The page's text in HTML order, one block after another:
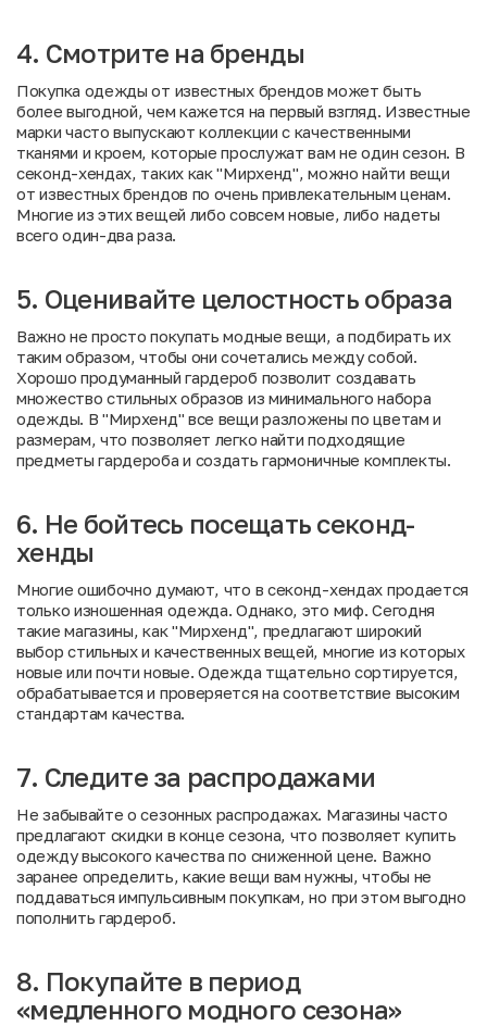
4. Смотрите на бренды
Покупка одежды от известных брендов может быть
более выгодной, чем кажется на первый взгляд. Известные
марки часто выпускают коллекции с качественными
тканями и кроем, которые прослужат вам не один сезон. В
секонд-хендах, таких как "Мирхенд", можно найти вещи
от известных брендов по очень привлекательным ценам.
Многие из этих вещей либо совсем новые, либо надеты
всего один-два раза.
5. Оценивайте целостность образа
Важно не просто покупать модные вещи, а подбирать их
таким образом, чтобы они сочетались между собой.
Хорошо продуманный гардероб позволит создавать
множество стильных образов из минимального набора
одежды. В "Мирхенд" все вещи разложены по цветам и
размерам, что позволяет легко найти подходящие
предметы гардероба и создать гармоничные комплекты.
6. Не бойтесь посещать секонд-
хенды
Многие ошибочно думают, что в секонд-хендах продается
только изношенная одежда. Однако, это миф. Сегодня
такие магазины, как "Мирхенд", предлагают широкий
выбор стильных и качественных вещей, многие из которых
новые или почти новые. Одежда тщательно сортируется,
обрабатывается и проверяется на соответствие высоким
стандартам качества.
7. Следите за распродажами
Не забывайте о сезонных распродажах. Магазины часто
предлагают скидки в конце сезона, что позволяет купить
одежду высокого качества по сниженной цене. Важно
заранее определить, какие вещи вам нужны, чтобы не
поддаваться импульсивным покупкам, но при этом выгодно
пополнить гардероб.
8. Покупайте в период
«медленного модного сезона»